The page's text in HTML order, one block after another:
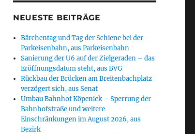
NEUESTE BEITRÄGE
Bärchentag und Tag der Schiene bei der
Parkeisenbahn, aus Parkeisenbahn
Sanierung der U6 auf der Zielgeraden – das
Eröffnungsdatum steht, aus BVG
Rückbau der Brücken am Breitenbachplatz
verzögert sich, aus Senat
Umbau Bahnhof Köpenick – Sperrung der
Bahnhofstraße und weitere
Einschränkungen im August 2026, aus
Bezirk